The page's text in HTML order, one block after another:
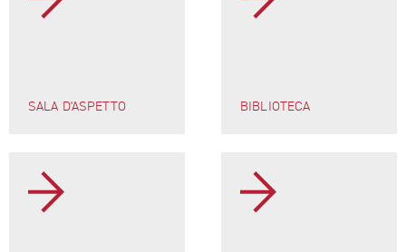
SALA D'ASPETTO BIBLIOTECA